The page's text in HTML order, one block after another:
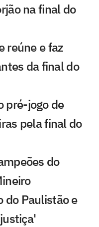
na final do
reúne e faz
da final do
pré-jogo de
pela final do
do
do Paulistão e